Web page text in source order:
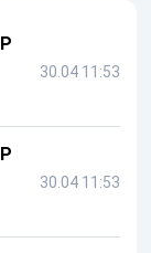
30.04 11:53
30.04 11:53